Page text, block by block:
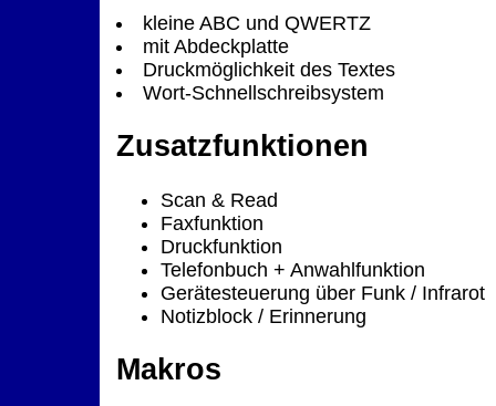
kleine ABC und QWERTZ
mit Abdeckplatte
Druckmöglichkeit des Textes
Wort-Schnellschreibsystem
Zusatzfunktionen
Scan & Read
Faxfunktion
Druckfunktion
Telefonbuch + Anwahlfunktion
Gerätesteuerung über Funk / Infrarot
Notizblock / Erinnerung
Makros